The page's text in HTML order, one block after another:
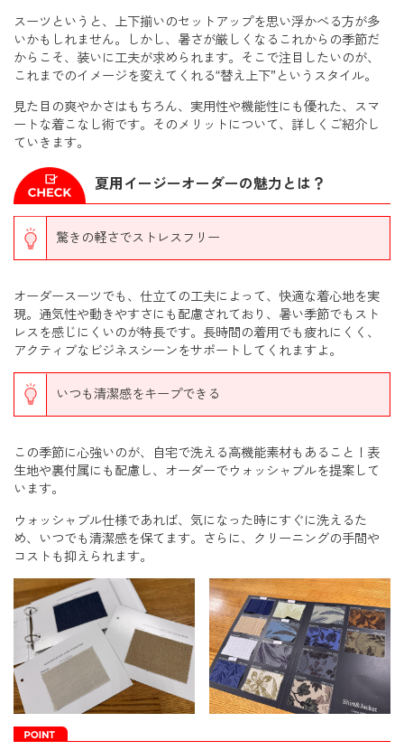
スーツというと、上下揃いのセットアップを思い浮かべる方が多
いかもしれません。しかし、暑さが厳しくなるこれからの季節だ
からこそ、装いに工夫が求められます。そこで注目したいのが、
これまでのイメージを変えてくれる“替え上下”というスタイル。
見た目の爽やかさはもちろん、実用性や機能性にも優れた、スマ
ートな着こなし術です。そのメリットについて、詳しくご紹介し
ていきます。
夏用イージーオーダーの魅力とは？
驚きの軽さでストレスフリー
オーダースーツでも、仕立ての工夫によって、快適な着心地を実
現。通気性や動きやすさにも配慮されており、暑い季節でもスト
レスを感じにくいのが特長です。長時間の着用でも疲れにくく、
アクティブなビジネスシーンをサポートしてくれますよ。
いつも清潔感をキープできる
この季節に心強いのが、自宅で洗える高機能素材もあること！表
生地や裏付属にも配慮し、オーダーでウォッシャブルを提案して
います。
ウォッシャブル仕様であれば、気になった時にすぐに洗えるた
め、いつでも清潔感を保てます。さらに、クリーニングの手間や
コストも抑えられます。